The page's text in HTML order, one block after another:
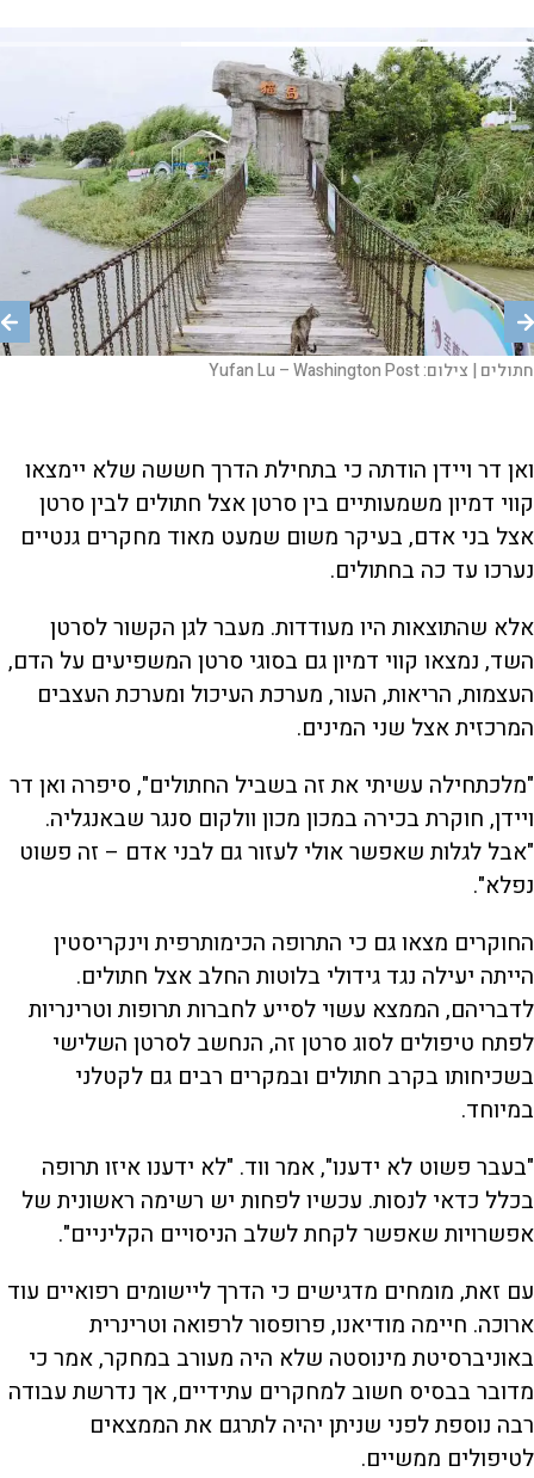
מדידת חום בכניסה לבית קפה לחתולים בתאילנד, 2020. |
חתול. | צילום: שאטרסטוק חתולים | צילום:Yufan Lu – Washington Post חתולים | צילום:Yufan Lu – Washington Post
ואן דר ויידן הודתה כי בתחילת הדרך חששה שלא יימצאו
קווי דמיון משמעותיים בין סרטן אצל חתולים לבין סרטן
אצל בני אדם, בעיקר משום שמעט מאוד מחקרים גנטיים
נערכו עד כה בחתולים.
אלא שהתוצאות היו מעודדות. מעבר לגן הקשור לסרטן
השד, נמצאו קווי דמיון גם בסוגי סרטן המשפיעים על הדם,
העצמות, הריאות, העור, מערכת העיכול ומערכת העצבים
המרכזית אצל שני המינים.
"מלכתחילה עשיתי את זה בשביל החתולים", סיפרה ואן דר
ויידן, חוקרת בכירה במכון מכון וולקום סנגר שבאנגליה.
"אבל לגלות שאפשר אולי לעזור גם לבני אדם – זה פשוט
נפלא".
החוקרים מצאו גם כי התרופה הכימותרפית וינקריסטין
הייתה יעילה נגד גידולי בלוטות החלב אצל חתולים.
לדבריהם, הממצא עשוי לסייע לחברות תרופות וטרינריות
לפתח טיפולים לסוג סרטן זה, הנחשב לסרטן השלישי
בשכיחותו בקרב חתולים ובמקרים רבים גם לקטלני
במיוחד.
"בעבר פשוט לא ידענו", אמר ווד. "לא ידענו איזו תרופה
בכלל כדאי לנסות. עכשיו לפחות יש רשימה ראשונית של
אפשרויות שאפשר לקחת לשלב הניסויים הקליניים".
עם זאת, מומחים מדגישים כי הדרך ליישומים רפואיים עוד
ארוכה. חיימה מודיאנו, פרופסור לרפואה וטרינרית
באוניברסיטת מינוסטה שלא היה מעורב במחקר, אמר כי
מדובר בבסיס חשוב למחקרים עתידיים, אך נדרשת עבודה
רבה נוספת לפני שניתן יהיה לתרגם את הממצאים
לטיפולים ממשיים.